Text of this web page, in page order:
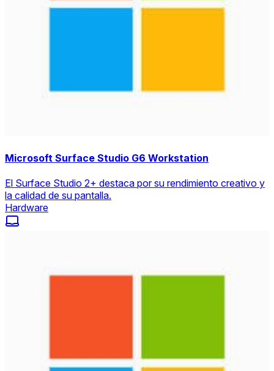
Microsoft Surface Studio G6 Workstation
El Surface Studio 2+ destaca por su rendimiento creativo y
la calidad de su pantalla.
Hardware